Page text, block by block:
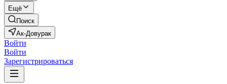
Ещё
Поиск
Ак-Довурак
Войти
Войти
Зарегистрироваться